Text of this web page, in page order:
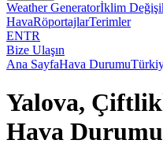
Weather Generatorİklim
HavaRöportajlarTerimler
ENTR
Bize Ulaşın
Ana SayfaHava Durumu
Yalova,
Hava Durumu